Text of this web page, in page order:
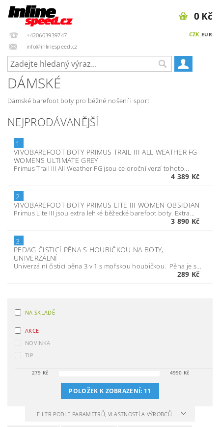
+420603939747
info@inlinespeed.cz
CZK EUR
0 Kč
DÁMSKÉ
Dámské barefoot boty pro běžné nošení i sport
NEJPRODÁVANĚJŠÍ
1.
VIVOBAREFOOT BOTY PRIMUS TRAIL III ALL WEATHER FG
WOMENS ULTIMATE GREY
Primus Trail III All Weather FG jsou celoroční verzí tohoto...
4 389 Kč
2.
VIVOBAREFOOT BOTY PRIMUS LITE III WOMEN OBSIDIAN
Primus Lite III jsou extra lehké běžecké barefoot boty. Extra...
3 890 Kč
3.
PEDAG ČISTICÍ PĚNA S HOUBIČKOU NA BOTY,
UNIVERZÁLNÍ
Univerzální čisticí pěna 3 v 1 s mořskou houbičkou. Pěna je s...
289 Kč
NA SKLADĚ
AKCE
NOVINKA
TIP
279 Kč 4990 Kč
POLOŽEK K ZOBRAZENÍ: 11
FILTR PODLE PARAMETRŮ, VLASTNOSTÍ A VÝROBCŮ